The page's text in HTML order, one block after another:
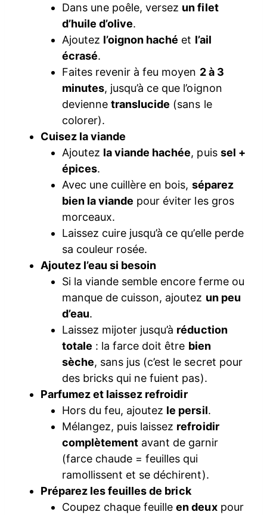
Dans une poêle, versez un filet
d’huile d’olive.
Ajoutez l’oignon haché et l’ail
écrasé.
Faites revenir à feu moyen 2 à 3
minutes, jusqu’à ce que l’oignon
deviennetranslucide (sans le
colorer).
Cuisez la viande
Ajoutez la viande hachée, puis sel +
épices.
Avec une cuillère en bois, séparez
bien la viande pour éviter les gros
morceaux.
Laissez cuire jusqu’à ce qu’elle perde
sa couleur rosée.
Ajoutez l’eau si besoin
Si la viande semble encore ferme ou
manque de cuisson, ajoutez un peu
d’eau.
Laissez mijoter jusqu’à réduction
totale : la farce doit être bien
sèche, sans jus (c’est le secret pour
des bricks qui ne fuient pas).
Parfumez et laissez refroidir
Hors du feu, ajoutez le persil.
Mélangez, puis laissez refroidir
complètement avant de garnir
(farce chaude = feuilles qui
ramollissent et se déchirent).
Préparez les feuilles de brick
Coupez chaque feuilleen deuxpour